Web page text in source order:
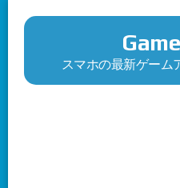
スマホの最新ゲーム